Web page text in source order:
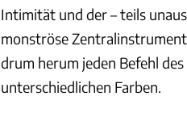
Intimität und der – teils
monströse
drum herum jeden Befehl
unterschiedlichen Farben.